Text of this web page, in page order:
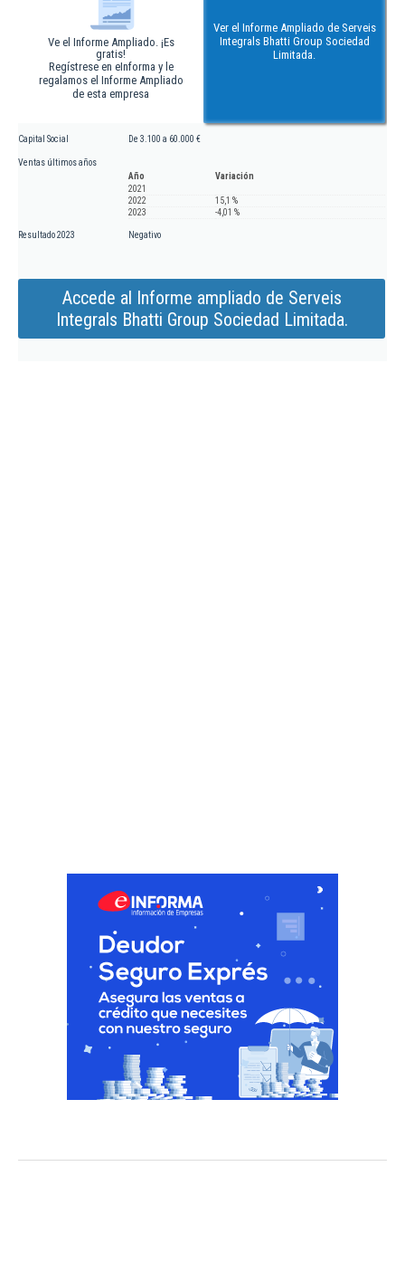
Ve el Informe Ampliado. ¡Es
gratis!
Regístrese en eInforma y le
regalamos el Informe Ampliado
de esta empresa
Ver el Informe Ampliado de Serveis
Integrals Bhatti Group Sociedad
Limitada.
Capital Social De 3.100 a 60.000 €
Ventas últimos años
Año
Variación
2021
2022
15,1 %
2023
-4,01 %
Resultado 2023 Negativo
Accede al Informe ampliado de Serveis
Integrals Bhatti Group Sociedad Limitada.